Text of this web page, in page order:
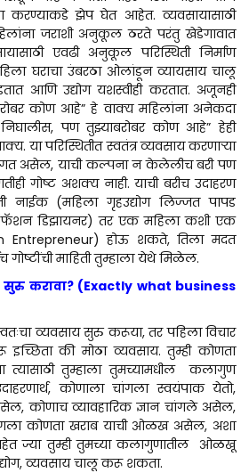
करण्याकडे झेप घेत आहेत. व्यवसायासाठी
जराशी अनुकूल ठरते परंतु खेडेगावात
एवढी अनुकूल परिस्थिती निर्माण
घराचा उंबरठा ओलांडून व्यायसाय चालू
आणि उद्योग यशस्वीही करतात. अजूनही
कोण आहे” हे वाक्य महिलांना अनेकदा
पण तुझ्याबरोबर कोण आहे” हेही
या परिस्थितीत स्वतंत्र व्यवसाय करणाऱ्या
असेल, याची कल्पना न केलेलीच बरी पण
गोष्ट अशक्य नाही. याची बरीच उदाहरण
नाईक (महिला गृहउद्योग लिज्जत पापड
डिझायनर) तर एक महिला कशी एक
Entrepreneur) होऊ शकते, तिला मदत
माहिती तुम्हाला येथे मिळेल.
करावा? (Exactly what business
व्यवसाय सुरु करूया, तर पहिला विचार
की मोठा व्यवसाय. तुम्ही कोणता
त्यासाठी तुम्हाला तुमच्यामधील कलागुण
कोणाला चांगला स्वयंपाक येतो,
कोणाच व्यावहारिक ज्ञान चांगले असेल,
कोणता खराब याची ओळख असेल, अशा
ज्या तुम्ही तुमच्या कलागुणातील ओळखू
व्यवसाय चालू करू शकता.